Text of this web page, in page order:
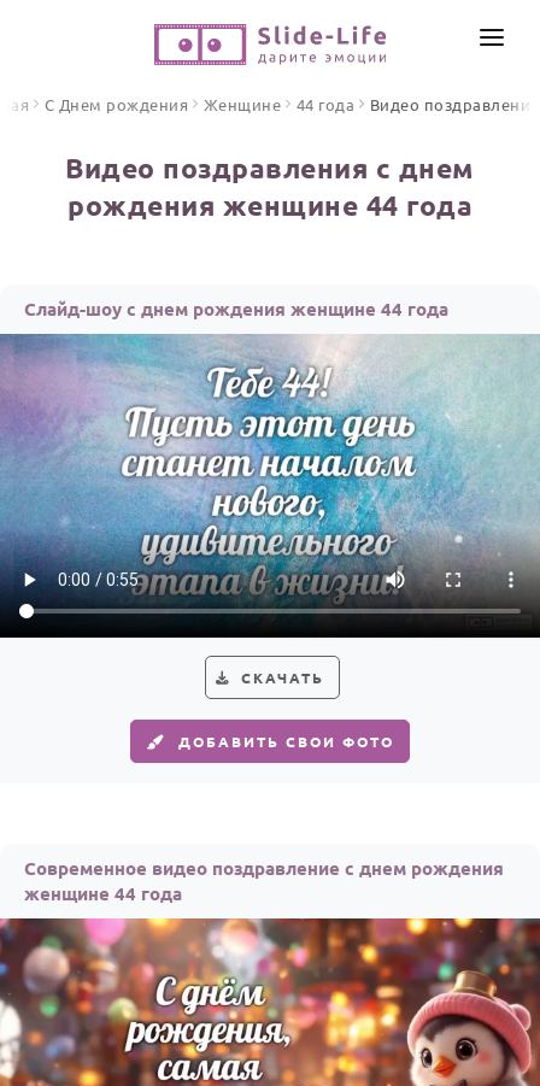
ПО ФОРМАТУ
Открытки
Стихи и тексты
ПРАЗДНИКИ
С Днем рождения
Юбилей
Свадьба
Годовщина свадьбы
Календарь праздников
Женщине
Мужчине
Детям
Все родственники
ПЕРСОНАЛЬНЫЕ
Пожелания
По именам
ИНСТРУМЕНТЫ
ОТЗЫВЫ
С Днем рождения Женщине 44 года Видео поздравления
Видео поздравления с днем
рождения женщине 44 года
Слайд-шоу с днем рождения женщине 44 года
СКАЧАТЬ
ДОБАВИТЬ СВОИ ФОТО
Современное видео поздравление с днем рождения
женщине 44 года